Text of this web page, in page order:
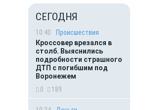
СЕГОДНЯ
10:40
Происшествия
Кроссовер врезался в
столб. Выяснились
подробности страшного
ДТП с погибшим под
Воронежем
0
189